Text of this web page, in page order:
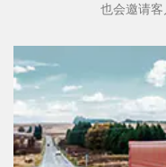
也会邀请客